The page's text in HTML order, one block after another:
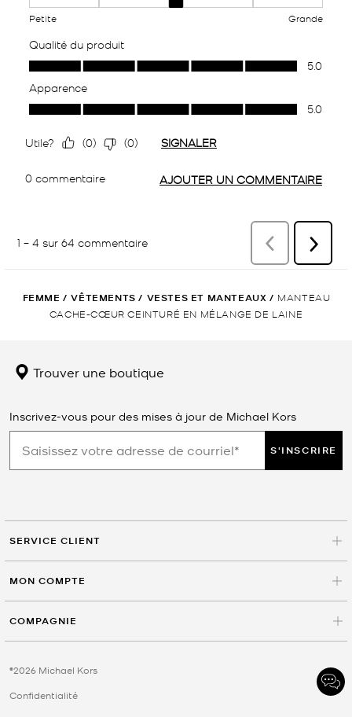
FEMME / VÊTEMENTS / VESTES ET MANTEAUX / MANTEAU
CACHE-CŒUR CEINTURÉ EN MÉLANGE DE LAINE
Trouver une boutique
Inscrivez-vous pour des mises à jour de Michael Kors
S'INSCRIRE
SERVICE CLIENT
MON COMPTE
COMPAGNIE
©2026 Michael Kors
Confidentialité